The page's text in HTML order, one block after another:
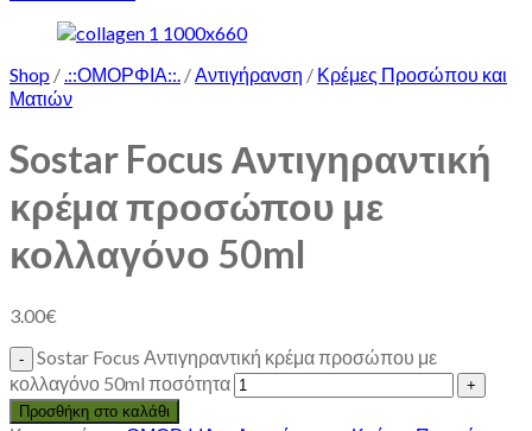
Shop /.::ΟΜΟΡΦΙΑ::. /Αντιγήρανση / Κρέμες Προσώπου και
Ματιών
Sostar Focus Αντιγηραντική
κρέμα προσώπου με
κολλαγόνο 50ml
3.00€
Sostar Focus Αντιγηραντική κρέμα προσώπου με
κολλαγόνο 50ml ποσότητα
Προσθήκη στο καλάθι